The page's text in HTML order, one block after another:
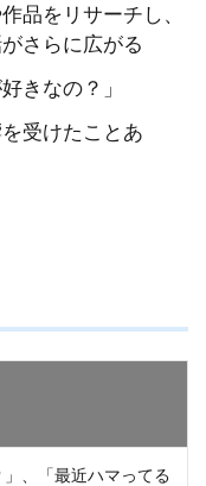
品をリサーチし、
さらに広がる
きなの？」
受けたことあ
」、「最近ハマってる